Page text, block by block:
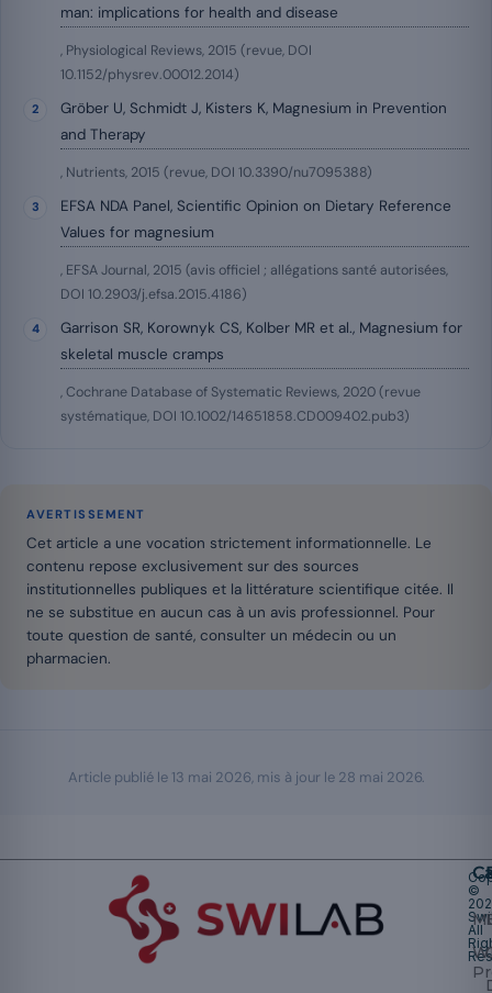
man: implications for health and disease
, Physiological Reviews, 2015 (revue, DOI
10.1152/physrev.00012.2014)
Gröber U, Schmidt J, Kisters K, Magnesium in Prevention
and Therapy
, Nutrients, 2015 (revue, DOI 10.3390/nu7095388)
EFSA NDA Panel, Scientific Opinion on Dietary Reference
Values for magnesium
, EFSA Journal, 2015 (avis officiel ; allégations santé autorisées,
DOI 10.2903/j.efsa.2015.4186)
Garrison SR, Korownyk CS, Kolber MR et al., Magnesium for
skeletal muscle cramps
, Cochrane Database of Systematic Reviews, 2020 (revue
systématique, DOI 10.1002/14651858.CD009402.pub3)
AVERTISSEMENT
Cet article a une vocation strictement informationnelle. Le
contenu repose exclusivement sur des sources
institutionnelles publiques et la littérature scientifique citée. Il
ne se substitue en aucun cas à un avis professionnel. Pour
toute question de santé, consulter un médecin ou un
pharmacien.
Article publié le 13 mai 2026, mis à jour le 28 mai 2026.
©
All